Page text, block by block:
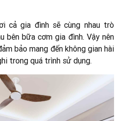
cả gia đình sẽ cùng nhau trò
bên bữa cơm gia đình. Vậy nên
bảo mang đến không gian hài
trong quá trình sử dụng.